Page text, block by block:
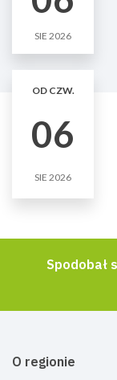
SIE 2026
OD CZW.
06
SIE 2026
Spodobał
O regionie